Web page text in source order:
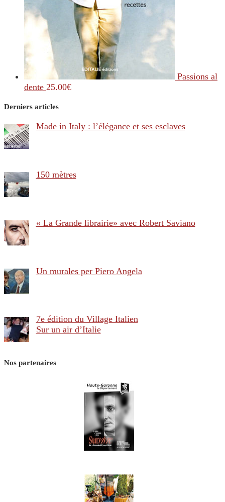
Passions al
dente 25.00€
Derniers articles
Made in Italy : l’élégance et ses esclaves
150 mètres
« La Grande librairie» avec Robert Saviano
Un murales per Piero Angela
7e édition du Village Italien
Sur un air d’Italie
Nos partenaires